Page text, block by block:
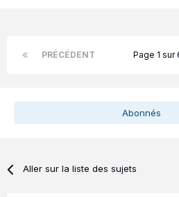
PRÉCÉDENT Page 1 sur
Abonnés
Aller sur la liste des sujets